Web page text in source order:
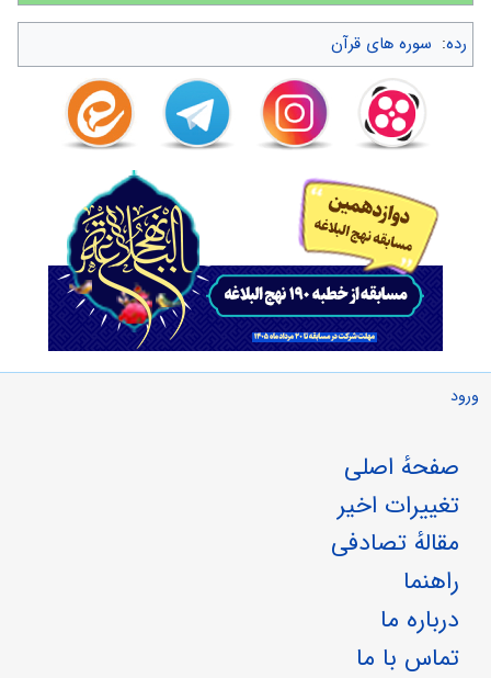
رده: سوره های قرآن
ورود
صفحهٔ اصلی
تغییرات اخیر
مقالهٔ تصادفی
راهنما
درباره ما
تماس با ما